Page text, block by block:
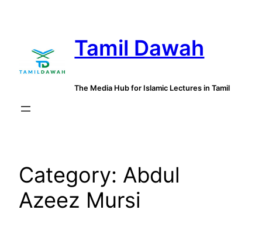
Tamil Dawah
The Media Hub for Islamic Lectures in Tamil
Category: Abdul
Azeez Mursi